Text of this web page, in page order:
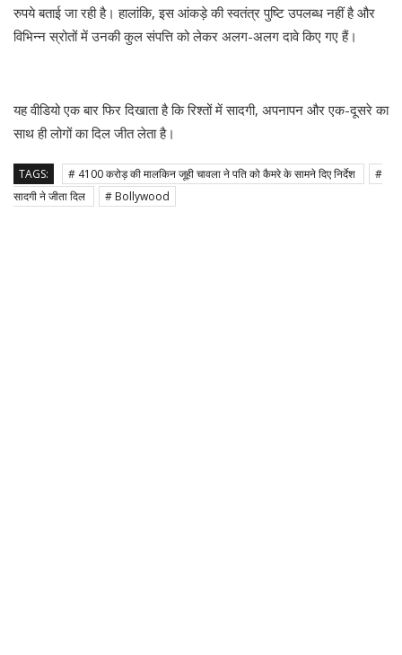
रुपये बताई जा रही है। हालांकि, इस आंकड़े की स्वतंत्र पुष्टि उपलब्ध नहीं है और
विभिन्न स्रोतों में उनकी कुल संपत्ति को लेकर अलग-अलग दावे किए गए हैं।
यह वीडियो एक बार फिर दिखाता है कि रिश्तों में सादगी, अपनापन और एक-दूसरे का
साथ ही लोगों का दिल जीत लेता है।
TAGS: # 4100 करोड़ की मालकिन जूही चावला ने पति को कैमरे के सामने दिए निर्देश
#
सादगी ने जीता दिल
# Bollywood